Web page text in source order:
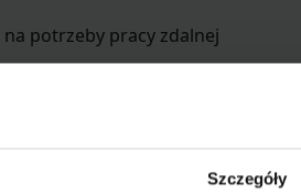
Szczegóły
na potrzeby pracy zdalnej
egzekwowania zasad